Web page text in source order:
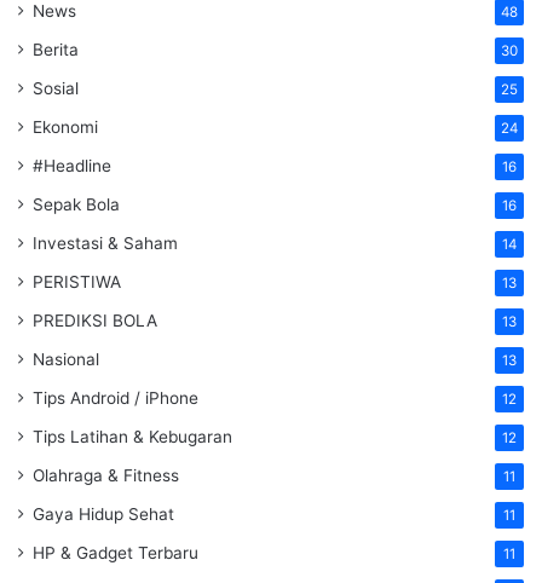
News 48
Berita 30
Sosial 25
Ekonomi 24
#Headline 16
Sepak Bola 16
Investasi & Saham 14
PERISTIWA 13
PREDIKSI BOLA 13
Nasional 13
Tips Android / iPhone 12
Tips Latihan & Kebugaran 12
Olahraga & Fitness 11
Gaya Hidup Sehat 11
HP & Gadget Terbaru 11